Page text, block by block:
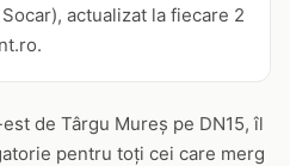
actualizat la fiecare 2
de Târgu Mureș pe DN15, îl
pentru toți cei care merg